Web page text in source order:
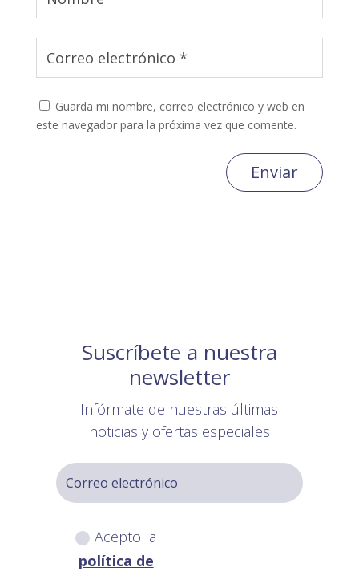
Guarda mi nombre, correo electrónico y web en
este navegador para la próxima vez que comente.
Enviar
Suscríbete a nuestra
newsletter
Infórmate de nuestras últimas
noticias y ofertas especiales
Acepto la
política de